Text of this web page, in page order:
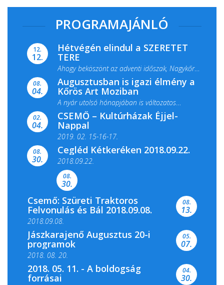
PROGRAMAJÁNLÓ
12.
12.
Hétvégén elindul a SZERETET
TERE
Ahogy beköszönt az adventi időszak, Nagykőrös
ismét megtelik ünnepi fénnyel és közös...
08.
04.
Augusztusban is igazi élmény a
Kőrös Art Moziban
A nyár utolsó hónapjában is változatos
filmkínálattal, családi...
02.
04.
CSEMŐ – Kultúrházak Éjjel-
Nappal
2019. 02. 15-16-17.
Színes és tartalmas programokkal várja a
Csemői Községi Könyvtár és...
08.
30.
Cegléd Kétkeréken 2018.09.22.
2018.09.22.
08.
30.
Csemő: Szüreti Traktoros
Felvonulás és Bál 2018.09.08.
2018.09.08.
08.
13.
Jászkarajenő Augusztus 20-i
programok
2018. 08. 20.
05.
07.
2018. 05. 11. - A boldogság
forrásai
04.
30.